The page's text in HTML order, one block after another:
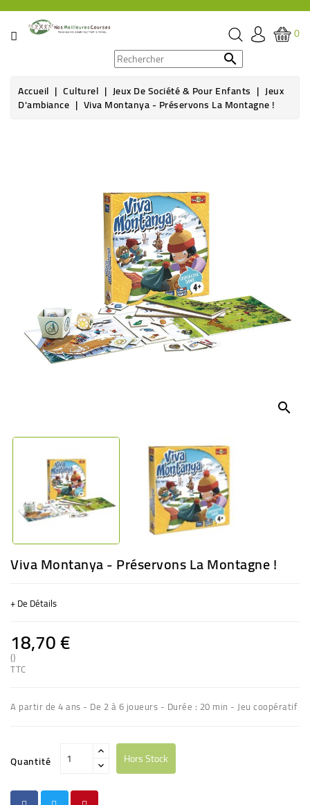
CATÉGORIE
ÉPICERIE
BÉBÉ
CULTUREL
0

Accueil Culturel Jeux De Société & Pour Enfants Jeux
D'ambiance
Viva Montanya - Préservons La Montagne !
search
Viva Montanya - Préservons La Montagne !
+ De Détails
18,70 €
()
TTC
A partir de 4 ans - De 2 à 6 joueurs - Durée : 20 min - Jeu coopératif
Quantité Hors Stock